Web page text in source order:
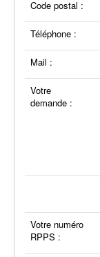
Code postal :
Téléphone :
Mail :
Votre
demande :
Votre numéro
RPPS :